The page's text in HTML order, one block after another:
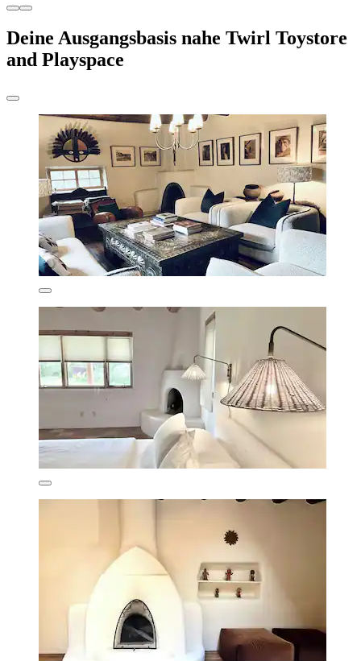
Deine Ausgangsbasis nahe Twirl Toystore
and Playspace